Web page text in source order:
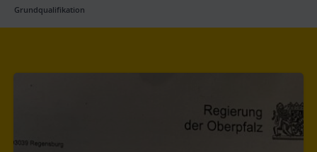
Grundqualifikation